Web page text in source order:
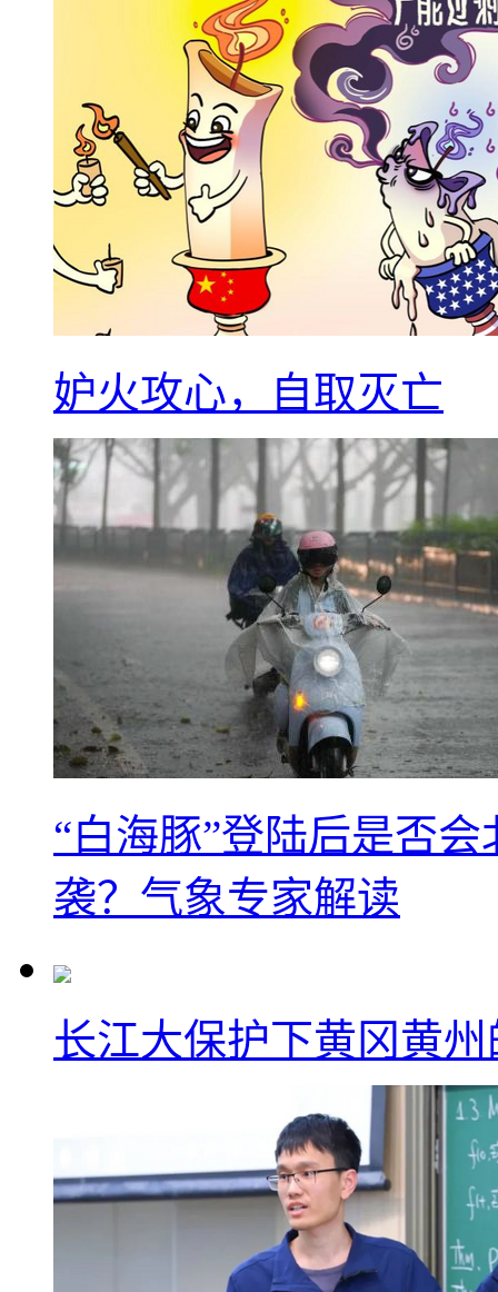
妒火攻心，自取灭亡
“白海豚”登陆后是否
袭？气象专家解读
长江大保护下黄冈黄